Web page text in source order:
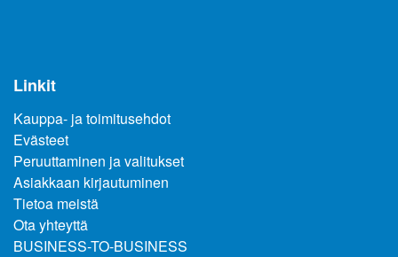
Linkit
Kauppa- ja toimitusehdot
Evästeet
Peruuttaminen ja valitukset
Asiakkaan kirjautuminen
Tietoa meistä
Ota yhteyttä
BUSINESS-TO-BUSINESS